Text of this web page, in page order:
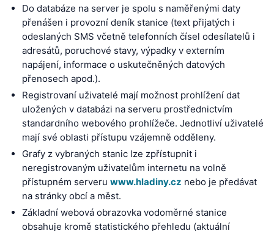
Do databáze na server je spolu s naměřenými daty
přenášen i provozní deník stanice (text přijatých i
odeslaných SMS včetně telefonních čísel odesílatelů i
adresátů, poruchové stavy, výpadky v externím
napájení, informace o uskutečněných datových
přenosech apod.).
Registrovaní uživatelé mají možnost prohlížení dat
uložených v databázi na serveru prostřednictvím
standardního webového prohlížeče. Jednotliví uživatelé
mají své oblasti přístupu vzájemně odděleny.
Grafy z vybraných stanic lze zpřístupnit i
neregistrovaným uživatelům internetu na volně
přístupném serveru www.hladiny.cz nebo je předávat
na stránky obcí a měst.
Základní webová obrazovka vodoměrné stanice
obsahuje kromě statistického přehledu (aktuální